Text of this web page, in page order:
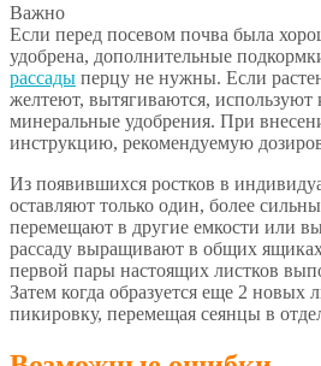
Важно
Если перед посевом почва была
удобрена, дополнительные
рассады перцу не нужны. Если
желтеют, вытягиваются, используют
минеральные удобрения. При
инструкцию, рекомендуемую
Из появившихся ростков в
оставляют только один, более
перемещают в другие емкости или
рассаду выращивают в общих
первой пары настоящих листков
Затем когда образуется еще 2 новых
пикировку, перемещая сеянцы в